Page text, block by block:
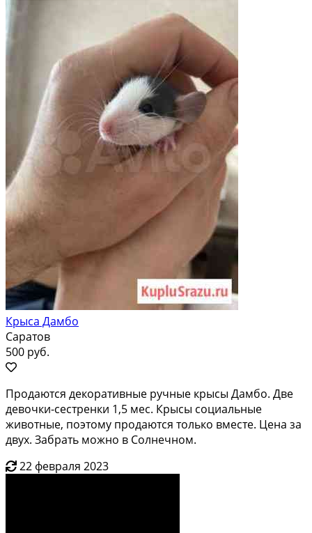
Крыса Дамбо
Саратов
500 руб.
Продаются декоративные ручные крысы Дамбо. Две
девочки-сестренки 1,5 мес. Крысы социальные
животные, поэтому продаются только вместе. Цена за
двух. Забрать можно в Солнечном.
22 февраля 2023